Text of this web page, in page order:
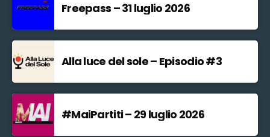
Freepass – 31 luglio 2026
Alla luce del sole – Episodio #3
#MaiPartiti – 29 luglio 2026